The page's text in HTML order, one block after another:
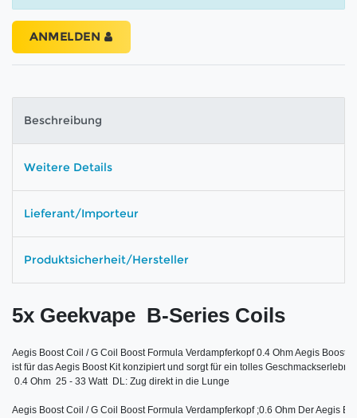
ANMELDEN
Beschreibung
Weitere Details
Lieferant/Importeur
Produktsicherheit/Hersteller
5x Geekvape  B-Series Coils
Aegis Boost Coil / G Coil Boost Formula Verdampferkopf 0.4 Ohm Aegis Boost
ist für dasAegis Boost Kit konzipiert und sorgt für ein tolles
0.4 Ohm  25 - 33 Watt  DL: Zug direkt in die Lunge
Aegis Boost Coil / G Coil Boost Formula Verdampferkopf ;0.6 Ohm DerAegis